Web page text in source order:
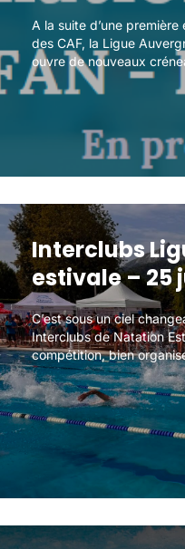
A la suite d’une
des CAF, la Ligue
ouvre de nouveaux
A la suite d’une
des CAF, la Ligue
ouvre de nouveaux
Interclubs
estivale – 25
C’est sous un ciel
Interclubs de Natation
compétition, bien
Interclubs
estivale – 25
C’est sous un ciel
Interclubs de Natation
compétition, bien